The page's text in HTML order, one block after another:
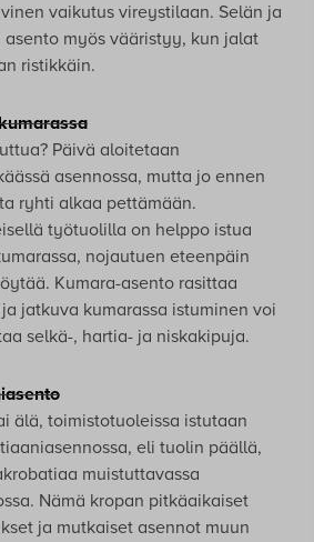
vaikutus vireystilaan. Selän ja
asento myös vääristyy, kun jalat
ristikkäin.
Päivä aloitetaan
asennossa, mutta jo ennen
ryhti alkaa pettämään.
työtuolilla on helppo istua
nojautuen eteenpäin
Kumara-asento rasittaa
jatkuva kumarassa istuminen voi
selkä-, hartia- ja niskakipuja.
älä, toimistotuoleissa istutaan
eli tuolin päällä,
muistuttavassa
Nämä kropan pitkäaikaiset
ja mutkaiset asennot muun